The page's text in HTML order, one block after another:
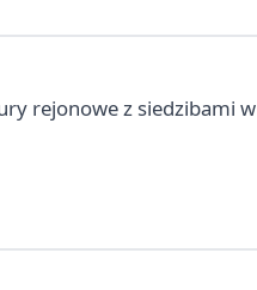
rejonowe z siedzibami w